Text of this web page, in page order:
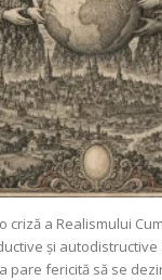
criză a Realismului
și
pare fericită să se